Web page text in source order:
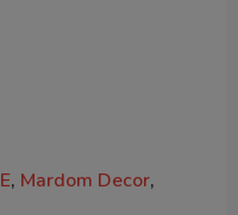
, Mardom Decor,